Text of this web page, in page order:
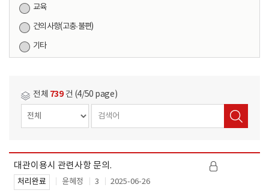
교육
건의사항(고충·불편)
기타
전체 739 건 (4/50 page)
제
목
작
성
대관이용시 관련사항 문의.
처리완료 윤혜정 3 2025-06-26